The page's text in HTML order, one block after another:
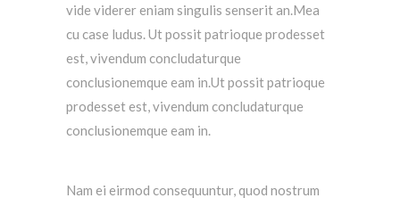
vide viderer eniam singulis senserit an.Mea
cu case ludus. Ut possit patrioque prodesset
est, vivendum concludaturque
conclusionemque eam in.Ut possit patrioque
prodesset est, vivendum concludaturque
conclusionemque eam in.
Nam ei eirmod consequuntur, quod nostrum